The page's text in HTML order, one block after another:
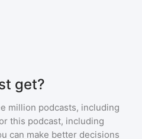
get?
million podcasts, including
this podcast, including
can make better decisions